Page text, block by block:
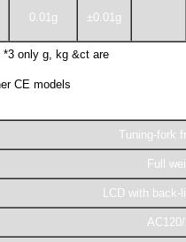
0.01g ±0.01g
*3 only g, kg &ct are
CE models
Tuning-fork
Full
LCD with back-